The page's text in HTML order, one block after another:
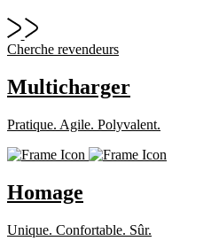
Cherche revendeurs
Multicharger
Pratique. Agile. Polyvalent.
Homage
Unique. Confortable. Sûr.